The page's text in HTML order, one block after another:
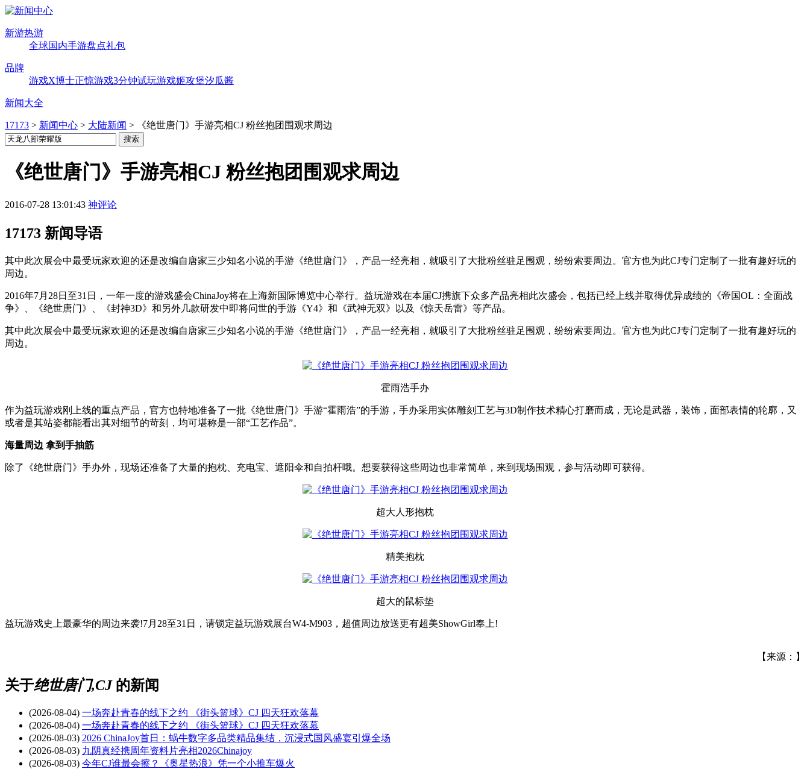
新游热游
全球国内手游盘点礼包
品牌
游戏X博士正惊游戏3分钟试玩游戏姬攻堡汐瓜酱
新闻大全
17173 > 新闻中心 > 大陆新闻 > 《绝世唐门》手游亮相CJ 粉丝抱团围观求周边
《绝世唐门》手游亮相CJ 粉丝抱团围观求周边
2016-07-28 13:01:43 神评论
17173 新闻导语
其中此次展会中最受玩家欢迎的还是改编自唐家三少知名小说的手游《绝世唐门》，产品一经亮相，就吸引了大批粉丝驻足围观，纷纷索要周边。官方也为此CJ专门定制了一批有趣好玩的
周边。
2016年7月28日至31日，一年一度的游戏盛会ChinaJoy将在上海新国际博览中心举行。益玩游戏在本届CJ携旗下众多产品亮相此次盛会，包括已经上线并取得优异成绩的《帝国OL：全面战
争》、《绝世唐门》、《封神3D》和另外几款研发中即将问世的手游《Y4》和《武神无双》以及《惊天岳雷》等产品。
其中此次展会中最受玩家欢迎的还是改编自唐家三少知名小说的手游《绝世唐门》，产品一经亮相，就吸引了大批粉丝驻足围观，纷纷索要周边。官方也为此CJ专门定制了一批有趣好玩的
周边。
霍雨浩手办
作为益玩游戏刚上线的重点产品，官方也特地准备了一批《绝世唐门》手游“霍雨浩”的手游，手办采用实体雕刻工艺与3D制作技术精心打磨而成，无论是武器，装饰，面部表情的轮廓，又
或者是其站姿都能看出其对细节的苛刻，均可堪称是一部“工艺作品”。
海量周边 拿到手抽筋
除了《绝世唐门》手办外，现场还准备了大量的抱枕、充电宝、遮阳伞和自拍杆哦。想要获得这些周边也非常简单，来到现场围观，参与活动即可获得。
超大人形抱枕
精美抱枕
超大的鼠标垫
益玩游戏史上最豪华的周边来袭!7月28至31日，请锁定益玩游戏展台W4-M903，超值周边放送更有超美ShowGirl奉上!
【来源：】
关于绝世唐门,CJ 的新闻
(2026-08-04) 一场奔赴青春的线下之约 《街头篮球》CJ 四天狂欢落幕
(2026-08-04) 一场奔赴青春的线下之约 《街头篮球》CJ 四天狂欢落幕
(2026-08-03) 2026 ChinaJoy首日：蜗牛数字多品类精品集结，沉浸式国风盛宴引爆全场
(2026-08-03) 九阴真经携周年资料片亮相2026Chinajoy
(2026-08-03) 今年CJ谁最会擦？《奥星热浪》凭一个小推车爆火